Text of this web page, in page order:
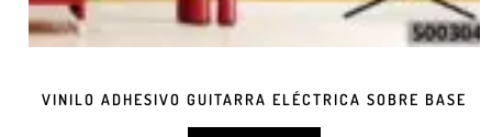
VINILO ADHESIVO GUITARRA ELÉCTRICA SOBRE BASE